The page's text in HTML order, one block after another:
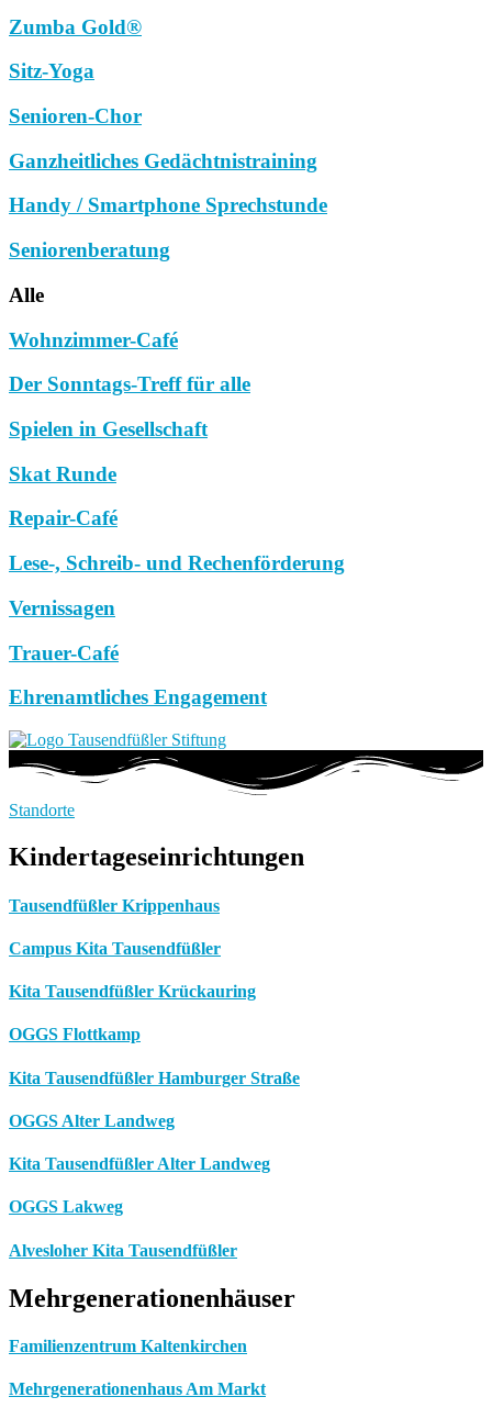
Zumba Gold®
Sitz-Yoga
Senioren-Chor
Ganzheitliches Gedächtnistraining
Handy / Smartphone Sprechstunde
Seniorenberatung
Alle
Wohnzimmer-Café
Der Sonntags-Treff für alle
Spielen in Gesellschaft
Skat Runde
Repair-Café
Lese-, Schreib- und Rechenförderung
Vernissagen
Trauer-Café
Ehrenamtliches Engagement
Standorte
Kindertageseinrichtungen
Tausendfüßler Krippenhaus
Campus Kita Tausendfüßler
Kita Tausendfüßler Krückauring
OGGS Flottkamp
Kita Tausendfüßler Hamburger Straße
OGGS Alter Landweg
Kita Tausendfüßler Alter Landweg
OGGS Lakweg
Alvesloher Kita Tausendfüßler
Mehrgenerationenhäuser
Familienzentrum Kaltenkirchen
Mehrgenerationenhaus Am Markt